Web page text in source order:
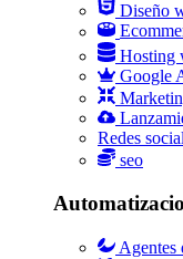
Diseño
Hosting
Google
Redes
seo
Agentes